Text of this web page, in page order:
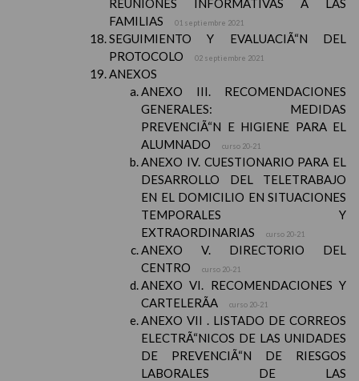
REUNIONES INFORMATIVAS A LAS
FAMILIAS
01 septiembre 2021
SEGUIMIENTO Y EVALUACIÃ“N DEL
PROTOCOLO
02 septiembre 2021
ANEXOS
ANEXO III. RECOMENDACIONES
GENERALES: MEDIDAS
PREVENCIÃ“N E HIGIENE PARA EL
ALUMNADO
curso 20-21
ANEXO IV. CUESTIONARIO PARA EL
DESARROLLO DEL TELETRABAJO
EN EL DOMICILIO EN SITUACIONES
TEMPORALES Y
EXTRAORDINARIAS
curso 20-21
ANEXO V. DIRECTORIO DEL
CENTRO
curso 20-21
ANEXO VI. RECOMENDACIONES Y
CARTELERÃA
curso 20-21
ANEXO VII . LISTADO DE CORREOS
ELECTRÃ“NICOS DE LAS UNIDADES
DE PREVENCIÃ“N DE RIESGOS
LABORALES DE LAS